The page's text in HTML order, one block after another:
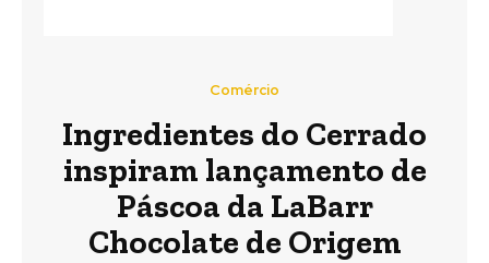
Comércio
Ingredientes do Cerrado
inspiram lançamento de
Páscoa da LaBarr
Chocolate de Origem